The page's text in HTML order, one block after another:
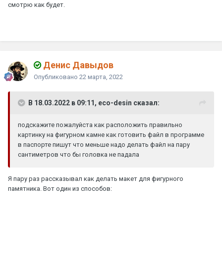
смотрю как будет.
Денис Давыдов
Опубликовано 22 марта, 2022
В 18.03.2022 в 09:11, eco-desin сказал:
подскажите пожалуйста как расположить правильно
картинку на фигурном камне как готовить файл в программе
в паспорте пишут что меньше надо делать файл на пару
сантиметров что бы головка не падала
Я пару раз рассказывал как делать макет для фигурного
памятника. Вот один из способов: